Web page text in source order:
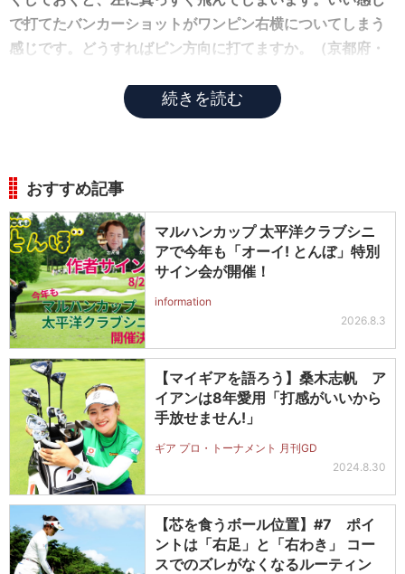
で打てたバンカーショットがワンピン右横についてしまう
感じです。どうすればピン方向に打てますか。（京都府・
続きを読む
おすすめ記事
マルハンカップ 太平洋クラブシニ
アで今年も「オーイ! とんぼ」特別
サイン会が開催！
information
2026.8.3
【マイギアを語ろう】桑木志帆 ア
イアンは8年愛用「打感がいいから
手放せません!」
ギア プロ・トーナメント 月刊GD
2024.8.30
【芯を食うボール位置】#7 ポイ
ントは「右足」と「右わき」 コー
スでのズレがなくなるルーティン